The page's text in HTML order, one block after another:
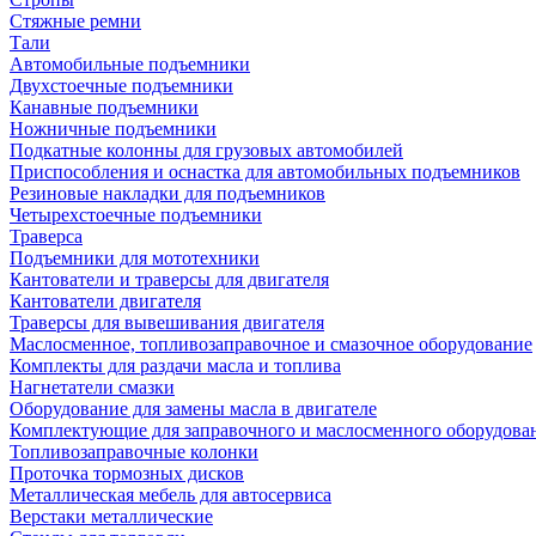
Стяжные ремни
Тали
Автомобильные подъемники
Двухстоечные подъемники
Канавные подъемники
Ножничные подъемники
Подкатные колонны для грузовых автомобилей
Приспособления и оснастка для автомобильных подъемников
Резиновые накладки для подъемников
Четырехстоечные подъемники
Траверса
Подъемники для мототехники
Кантователи и траверсы для двигателя
Кантователи двигателя
Траверсы для вывешивания двигателя
Маслосменное, топливозаправочное и смазочное оборудование
Комплекты для раздачи масла и топлива
Нагнетатели смазки
Оборудование для замены масла в двигателе
Комплектующие для заправочного и маслосменного
Топливозаправочные колонки
Проточка тормозных дисков
Металлическая мебель для автосервиса
Верстаки металлические